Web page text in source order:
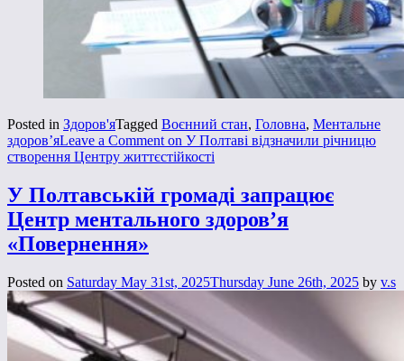
Posted in Здоров'яTagged Воєнний стан, Головна, Ментальне
здоров’яLeave a Comment on У Полтаві відзначили річницю
створення Центру життєстійкості
У Полтавській громаді запрацює
Центр ментального здоров’я
«Повернення»
Posted on Saturday May 31st, 2025Thursday June 26th, 2025 by v.s